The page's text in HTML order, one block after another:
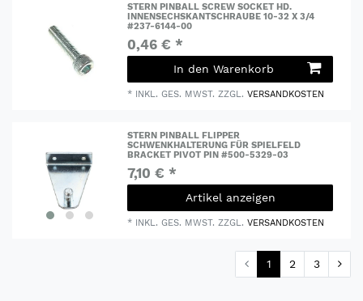
STERN PINBALL SCREW SOCKET HD.
INNENSECHSKANTSCHRAUBE 10-32 X 3/4
#237-6144-00
0,46 € *
In den Warenkorb
* INKL. GES. MWST. ZZGL.VERSANDKOSTEN
STERN PINBALL FLIPPER
SCHWENKHALTERUNG FÜR SPIELFELD
BRACKET PIVOT PIN #500-5329-03
7,10 € *
Artikel anzeigen
* INKL. GES. MWST. ZZGL.VERSANDKOSTEN
1 2 3